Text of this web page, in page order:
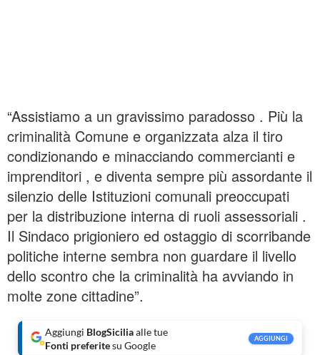
“Assistiamo a un gravissimo paradosso . Più la
criminalità Comune e organizzata alza il tiro
condizionando e minacciando commercianti e
imprenditori , e diventa sempre più assordante il
silenzio delle Istituzioni comunali preoccupati
per la distribuzione interna di ruoli assessoriali .
Il Sindaco prigioniero ed ostaggio di scorribande
politiche interne sembra non guardare il livello
dello scontro che la criminalità ha avviando in
molte zone cittadine”.
Aggiungi BlogSiciliaalle tue
Fonti preferitesu Google
AGGIUNGI